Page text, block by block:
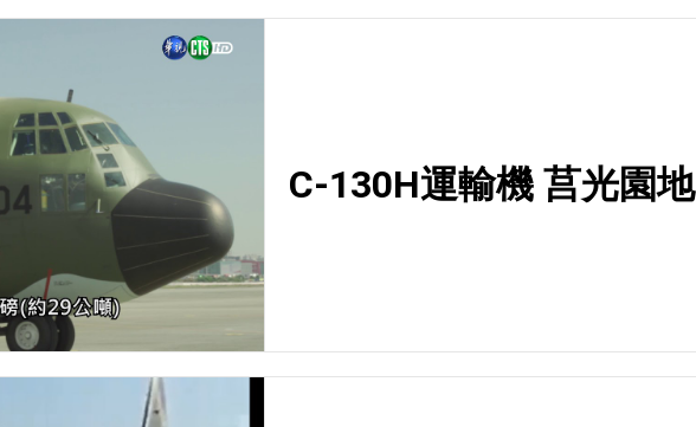
C-130H運輸機 莒光園地